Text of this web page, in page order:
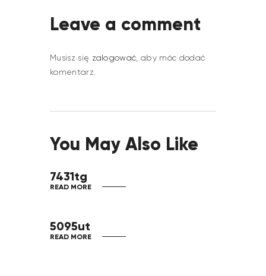
Leave a comment
Musisz się zalogować , aby móc dodać
komentarz.
You May Also Like
7431tg
READ MORE
5095ut
READ MORE